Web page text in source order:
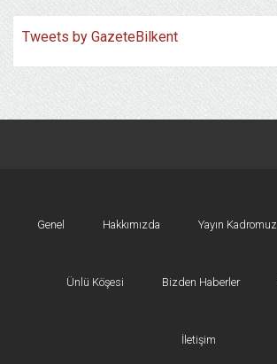
Tweets by GazeteBilkent
Genel Hakkımızda Yayın Kadromuz
Ünlü Köşesi Bizden Haberler
İletişim